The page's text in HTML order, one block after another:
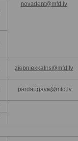
novadent@mfd.lv
ziepniekkalns@mfd.lv
pardaugava@mfd.lv